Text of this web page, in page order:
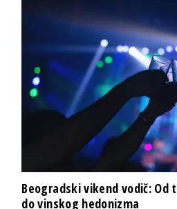
Beogradski vikend vodič: Od
do vinskog hedonizma